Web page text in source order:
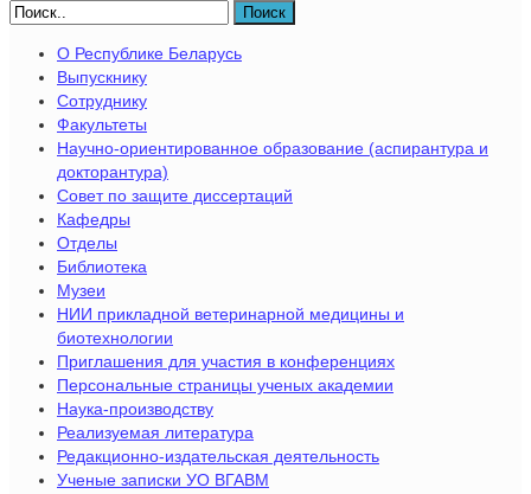
Поиск
О Республике Беларусь
Выпускнику
Сотруднику
Факультеты
Научно-ориентированное образование (аспирантура и
докторантура)
Совет по защите диссертаций
Кафедры
Отделы
Библиотека
Музеи
НИИ прикладной ветеринарной медицины и
биотехнологии
Приглашения для участия в конференциях
Персональные страницы ученых академии
Наука-производству
Реализуемая литература
Редакционно-издательская деятельность
Ученые записки УО ВГАВМ